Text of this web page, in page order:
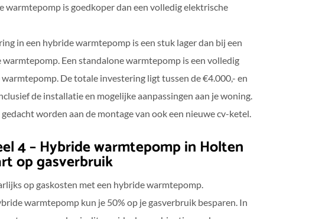
warmtepomp is goedkoper dan een volledig elektrische
in een hybride warmtepomp is een stuk lager dan bij een
Een standalone warmtepomp is een volledig
De totale investering ligt tussen de €4.000,- en
de installatie en mogelijke aanpassingen aan je woning.
worden aan de montage van ook een nieuwe cv-ketel.
4 – Hybride warmtepomp in Holten
op gasverbruik
op gaskosten met een hybride warmtepomp.
warmtepomp kun je 50% op je gasverbruik besparen. In